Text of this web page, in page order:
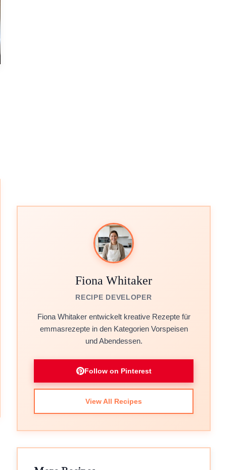
Fiona Whitaker
RECIPE DEVELOPER
Fiona Whitaker entwickelt kreative Rezepte für
emmasrezepte in den Kategorien Vorspeisen
und Abendessen.
Follow on Pinterest
View All Recipes